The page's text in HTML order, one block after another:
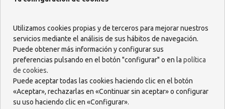
los resultados.
¿Qué beneficios tiene su uso?
Alivio de los síntomas de la dermatitis seborréica: Elimina
y previene la formación de escamas en la piel o en el cuero
cabelludo, combatiendo la caspa y reduciendo la irritación.
Propiedades antifúngicas y antimicrobianas : La
combinación depiroctona olaminay climbazolayuda a eliminar
los microorganismos que causan la caspa y otros trastornos.
Utilizamos cookies propias y de terceros para mejorar nuestros
servicios mediante el análisis de sus hábitos de navegación.
Puede obtener más información y configurar sus
preferencias pulsando en el botón "configurar" o en la política
de cookies.
Puede aceptar todas las cookies haciendo clic en el botón
«Aceptar», rechazarlas en «Continuar sin aceptar» o configurar
su uso haciendo clic en «Configurar».